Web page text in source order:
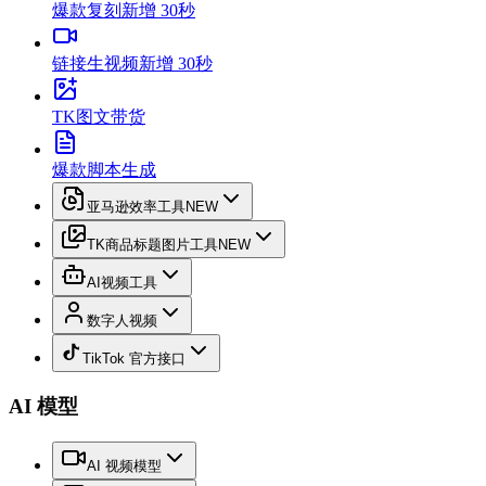
爆款复刻 新增 30秒
链接生视频新增 30秒
TK图文带货
爆款脚本生成
亚马逊效率工具NEW
TK商品标题图片工具NEW
AI视频工具
数字人视频
TikTok 官方接口
AI 模型
AI 视频模型